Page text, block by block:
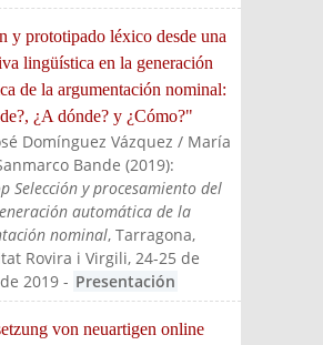
y prototipado léxico desde una
lingüística en la generación
de la argumentación nominal:
¿A dónde? y ¿Cómo?"
Domínguez Vázquez / María
Bande (2019):
Selección y procesamiento del
automática de la
nominal, Tarragona,
Rovira i Virgili, 24-25 de
2019 - Presentación
von neuartigen online